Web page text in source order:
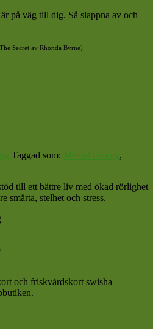
på väg till dig. Så slappna av och
Secret av Rhonda Byrne)
Taggad som: Mental träning,
till ett bättre liv med ökad rörlighet
smärta, stelhet och stress.
och friskvårdskort swisha